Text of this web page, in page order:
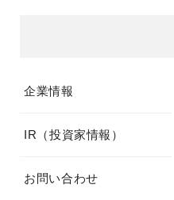
企業情報
IR（投資家情報）
お問い合わせ